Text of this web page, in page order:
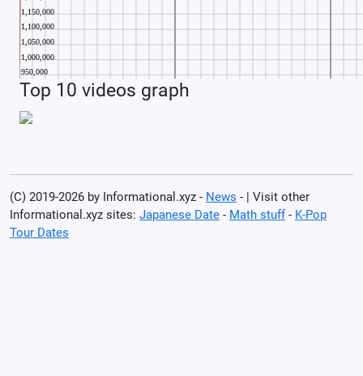
Top 10 videos graph
(C) 2019-2026 by Informational.xyz - News - | Visit other
Informational.xyz sites: Japanese Date - Math stuff- K-Pop
Tour Dates